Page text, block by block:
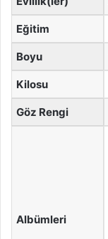
Eğitim
Boyu
Kilosu
Göz Rengi
Albümleri